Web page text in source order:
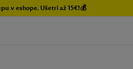
v eshope. Ušetri až 15€!💰